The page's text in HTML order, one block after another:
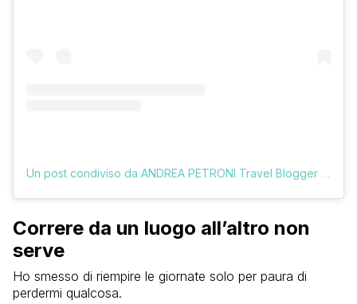
Un post condiviso da ANDREA PETRONI Travel Blogger (@vologratis)
Correre da un luogo all’altro non
serve
Ho smesso di riempire le giornate solo per paura di
perdermi qualcosa.